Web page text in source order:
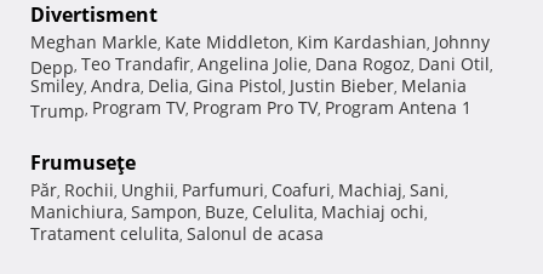
Divertisment
Meghan Markle, Kate Middleton, Kim Kardashian, Johnny
Depp, Teo Trandafir, Angelina Jolie, Dana Rogoz, Dani Otil,
Smiley, Andra, Delia, Gina Pistol, Justin Bieber, Melania
Trump, Program TV, Program Pro TV, Program Antena 1
Frumuseţe
Păr, Rochii, Unghii, Parfumuri, Coafuri, Machiaj, Sani,
Manichiura, Sampon, Buze, Celulita, Machiaj ochi,
Tratament celulita, Salonul de acasa